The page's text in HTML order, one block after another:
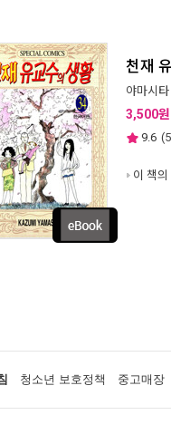
천재
야마시타
3,500원
9.6 (5
이 책
청소년 보호정책 중고매장